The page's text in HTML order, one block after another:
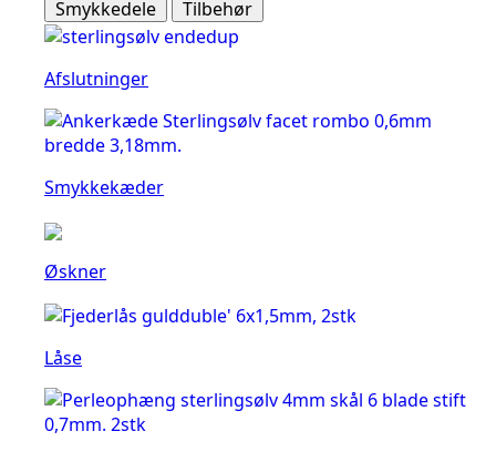
Smykkedele Tilbehør
Afslutninger
Smykkekæder
Øskner
Låse